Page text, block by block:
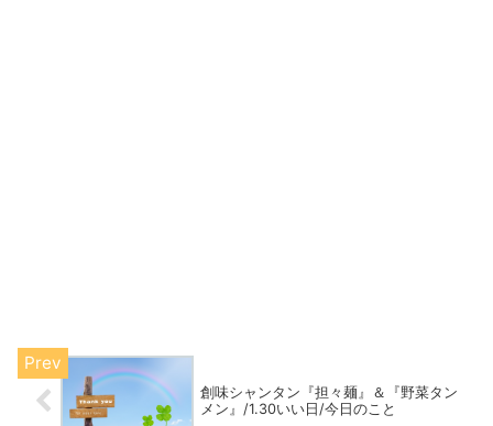
創味シャンタン『担々麺』＆『野菜タン
メン』/1.30いい日/今日のこと